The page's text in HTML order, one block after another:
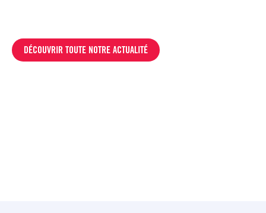
DÉCOUVRIR TOUTE NOTRE ACTUALITÉ